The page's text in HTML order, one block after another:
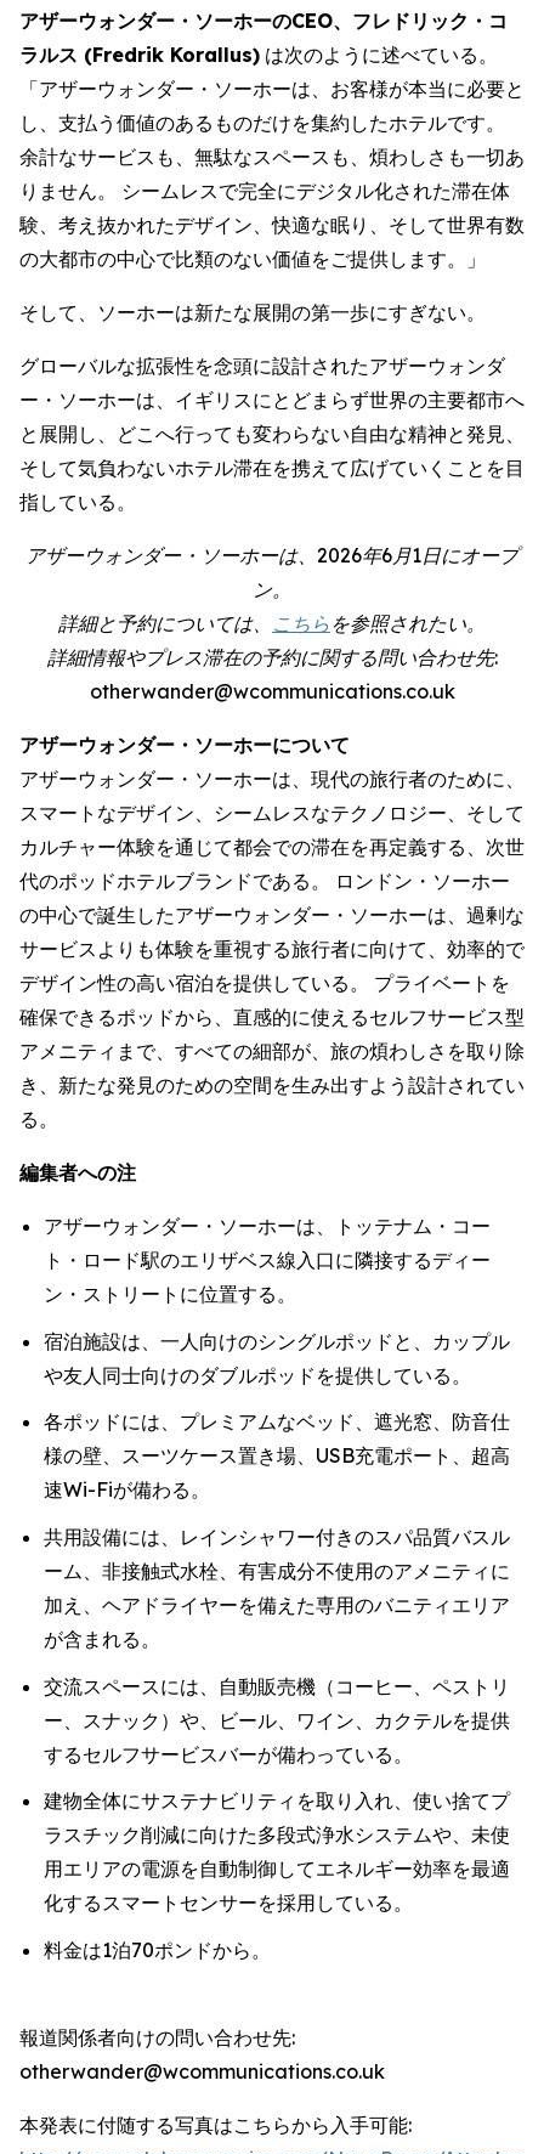
アザーウォンダー・ソーホーのCEO、フレドリック・コ
ラルス (Fredrik Korallus) は次のように述べている。
「アザーウォンダー・ソーホーは、お客様が本当に必要と
し、支払う価値のあるものだけを集約したホテルです。
余計なサービスも、無駄なスペースも、煩わしさも一切あ
りません。 シームレスで完全にデジタル化された滞在体
験、考え抜かれたデザイン、快適な眠り、そして世界有数
の大都市の中心で比類のない価値をご提供します。」
そして、ソーホーは新たな展開の第一歩にすぎない。
グローバルな拡張性を念頭に設計されたアザーウォンダ
ー・ソーホーは、イギリスにとどまらず世界の主要都市へ
と展開し、どこへ行っても変わらない自由な精神と発見、
そして気負わないホテル滞在を携えて広げていくことを目
指している。
アザーウォンダー・ソーホーは、2026年6月1日にオープ
ン。
詳細と予約については、 こちら を参照されたい。
詳細情報やプレス滞在の予約に関する問い合わせ先:
otherwander@wcommunications.co.uk
アザーウォンダー・ソーホーについて
アザーウォンダー・ソーホーは、現代の旅行者のために、
スマートなデザイン、シームレスなテクノロジー、そして
カルチャー体験を通じて都会での滞在を再定義する、次世
代のポッドホテルブランドである。 ロンドン・ソーホー
の中心で誕生したアザーウォンダー・ソーホーは、過剰な
サービスよりも体験を重視する旅行者に向けて、効率的で
デザイン性の高い宿泊を提供している。 プライベートを
確保できるポッドから、直感的に使えるセルフサービス型
アメニティまで、すべての細部が、旅の煩わしさを取り除
き、新たな発見のための空間を生み出すよう設計されてい
る。
編集者への注
アザーウォンダー・ソーホーは、トッテナム・コー
ト・ロード駅のエリザベス線入口に隣接するディー
ン・ストリートに位置する。
宿泊施設は、一人向けのシングルポッドと、カップル
や友人同士向けのダブルポッドを提供している。
各ポッドには、プレミアムなベッド、遮光窓、防音仕
様の壁、スーツケース置き場、USB充電ポート、超高
速Wi-Fiが備わる。
共用設備には、レインシャワー付きのスパ品質バスル
ーム、非接触式水栓、有害成分不使用のアメニティに
加え、ヘアドライヤーを備えた専用のバニティエリア
が含まれる。
交流スペースには、自動販売機（コーヒー、ペストリ
ー、スナック）や、ビール、ワイン、カクテルを提供
するセルフサービスバーが備わっている。
建物全体にサステナビリティを取り入れ、使い捨てプ
ラスチック削減に向けた多段式浄水システムや、未使
用エリアの電源を自動制御してエネルギー効率を最適
化するスマートセンサーを採用している。
料金は1泊70ポンドから。
報道関係者向けの問い合わせ先:
otherwander@wcommunications.co.uk
本発表に付随する写真はこちらから入手可能: